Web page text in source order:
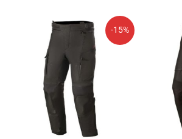
-15%
El
era:
239,95€.
El
precio
actual
es:
203,96€.